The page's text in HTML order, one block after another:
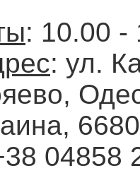
: 10.00 -
: ул.
04858